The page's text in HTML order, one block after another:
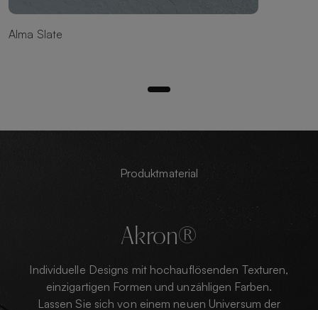
Alma Slate
Produktmaterial
Akron®
Individuelle Designs mit hochauflösenden Texturen,
einzigartigen Formen und unzähligen Farben.
Lassen Sie sich von einem neuen Universum der